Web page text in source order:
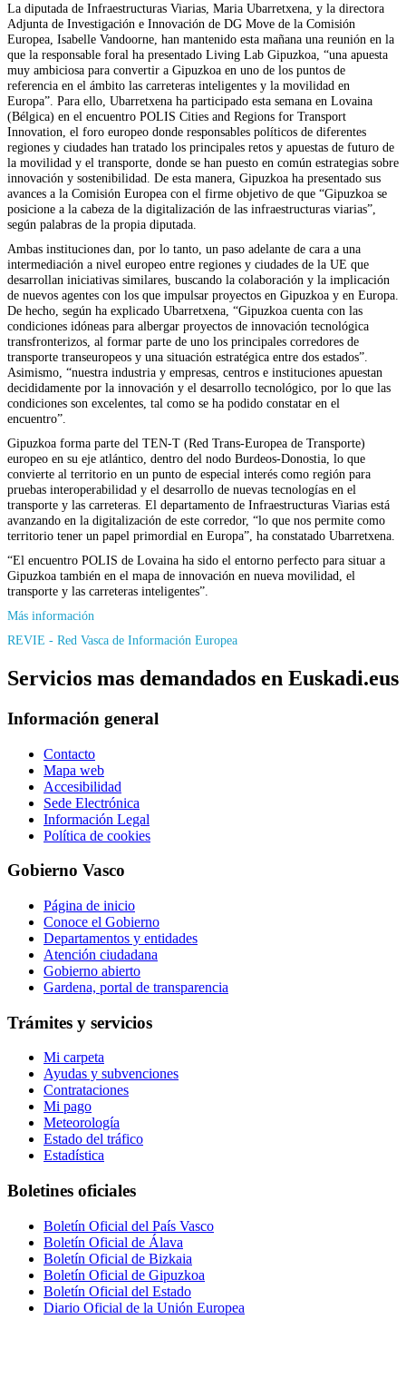
La diputada de Infraestructuras Viarias, Maria Ubarretxena, y la directora
Adjunta de Investigación e Innovación de DG Move de la Comisión
Europea, Isabelle Vandoorne, han mantenido esta mañana una reunión en la
que la responsable foral ha presentado Living Lab Gipuzkoa, “una apuesta
muy ambiciosa para convertir a Gipuzkoa en uno de los puntos de
referencia en el ámbito las carreteras inteligentes y la movilidad en
Europa”. Para ello, Ubarretxena ha participado esta semana en Lovaina
(Bélgica) en el encuentro POLIS Cities and Regions for Transport
Innovation, el foro europeo donde responsables políticos de diferentes
regiones y ciudades han tratado los principales retos y apuestas de futuro de
la movilidad y el transporte, donde se han puesto en común estrategias sobre
innovación y sostenibilidad. De esta manera, Gipuzkoa ha presentado sus
avances a la Comisión Europea con el firme objetivo de que “Gipuzkoa se
posicione a la cabeza de la digitalización de las infraestructuras viarias”,
según palabras de la propia diputada.
Ambas instituciones dan, por lo tanto, un paso adelante de cara a una
intermediación a nivel europeo entre regiones y ciudades de la UE que
desarrollan iniciativas similares, buscando la colaboración y la implicación
de nuevos agentes con los que impulsar proyectos en Gipuzkoa y en Europa.
De hecho, según ha explicado Ubarretxena, “Gipuzkoa cuenta con las
condiciones idóneas para albergar proyectos de innovación tecnológica
transfronterizos, al formar parte de uno los principales corredores de
transporte transeuropeos y una situación estratégica entre dos estados”.
Asimismo, “nuestra industria y empresas, centros e instituciones apuestan
decididamente por la innovación y el desarrollo tecnológico, por lo que las
condiciones son excelentes, tal como se ha podido constatar en el
encuentro”.
Gipuzkoa forma parte del TEN-T (Red Trans-Europea de Transporte)
europeo en su eje atlántico, dentro del nodo Burdeos-Donostia, lo que
convierte al territorio en un punto de especial interés como región para
pruebas interoperabilidad y el desarrollo de nuevas tecnologías en el
transporte y las carreteras. El departamento de Infraestructuras Viarias está
avanzando en la digitalización de este corredor, “lo que nos permite como
territorio tener un papel primordial en Europa”, ha constatado Ubarretxena.
“El encuentro POLIS de Lovaina ha sido el entorno perfecto para situar a
Gipuzkoa también en el mapa de innovación en nueva movilidad, el
transporte y las carreteras inteligentes”.
Más información
REVIE - Red Vasca de Información Europea
Servicios mas demandados en Euskadi.eus
Información general
Contacto
Mapa web
Accesibilidad
Sede Electrónica
Información Legal
Política de cookies
Gobierno Vasco
Página de inicio
Conoce el Gobierno
Departamentos y entidades
Atención ciudadana
Gobierno abierto
Gardena, portal de transparencia
Trámites y servicios
Mi carpeta
Ayudas y subvenciones
Contrataciones
Mi pago
Meteorología
Estado del tráfico
Estadística
Boletines oficiales
Boletín Oficial del País Vasco
Boletín Oficial de Álava
Boletín Oficial de Bizkaia
Boletín Oficial de Gipuzkoa
Boletín Oficial del Estado
Diario Oficial de la Unión Europea